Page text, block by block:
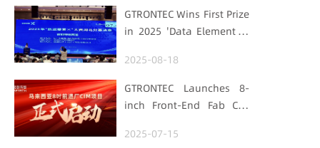
Strengthens
Semiconductor Quality
GTRONTEC Wins First Prize
in 2025 'Data Element ×'
Manufacturing Track
2025-08-18
GTRONTEC Launches 8-
inch Front-End Fab CIM
Empowering Global
2025-07-15